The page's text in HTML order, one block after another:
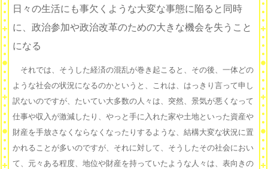
日々の生活にも事欠くような大変な事態に陥ると同時
に、政治参加や政治改革のための大きな機会を失うこと
になる
それでは、そうした経済の混乱が巻き起こると、その後、一体どの
ような社会の状況になるのかというと、これは、はっきり言って申し
訳ないのですが、たいてい大多数の人々は、突然、景気が悪くなって
仕事や収入が激減したり、やっと手に入れた家や土地といった資産や
財産を手放さなくならなくなったりするような、結構大変な状況に置
かれることが多いのですが、それに対して、そうしたその社会におい
て、元々ある程度、地位や財産を持っていたような人々は、表向きの